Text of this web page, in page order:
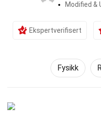
Modified &
Ekspertverifisert
Fysikk